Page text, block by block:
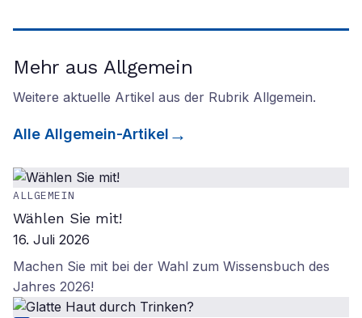
Mehr aus Allgemein
Weitere aktuelle Artikel aus der Rubrik Allgemein.
Alle Allgemein-Artikel
ALLGEMEIN
Wählen Sie mit!
16. Juli 2026
Machen Sie mit bei der Wahl zum Wissensbuch des
Jahres 2026!